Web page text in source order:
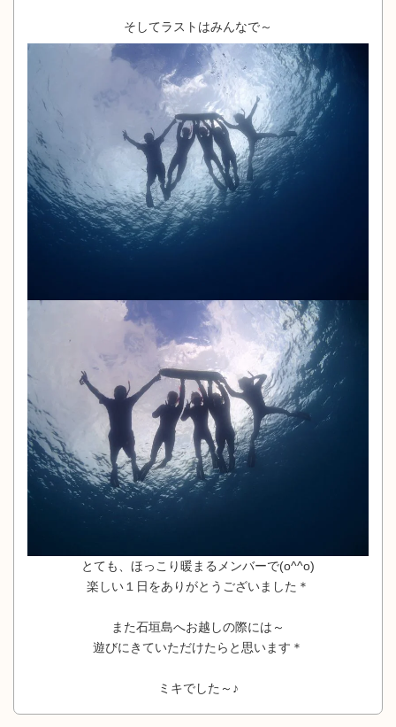
そしてラストはみんなで～
とても、ほっこり暖まるメンバーで(o^^o)
楽しい１日をありがとうございました＊
また石垣島へお越しの際には～
遊びにきていただけたらと思います＊
ミキでした～♪